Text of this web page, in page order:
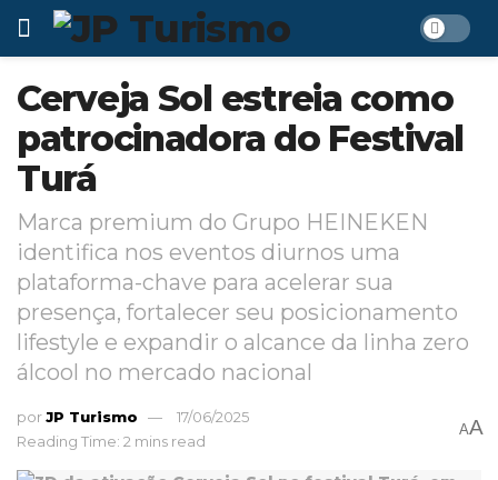
Cerveja Sol estreia como
patrocinadora do Festival
Turá
Marca premium do Grupo HEINEKEN
identifica nos eventos diurnos uma
plataforma-chave para acelerar sua
presença, fortalecer seu posicionamento
lifestyle e expandir o alcance da linha zero
álcool no mercado nacional
porJP Turismo
17/06/2025
Reading Time: 2 mins read
AA